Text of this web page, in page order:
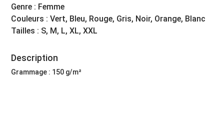
Genre : Femme
Couleurs : Vert, Bleu, Rouge, Gris, Noir, Orange, Blanc
Tailles : S, M, L, XL, XXL
Description
Grammage : 150 g/m²